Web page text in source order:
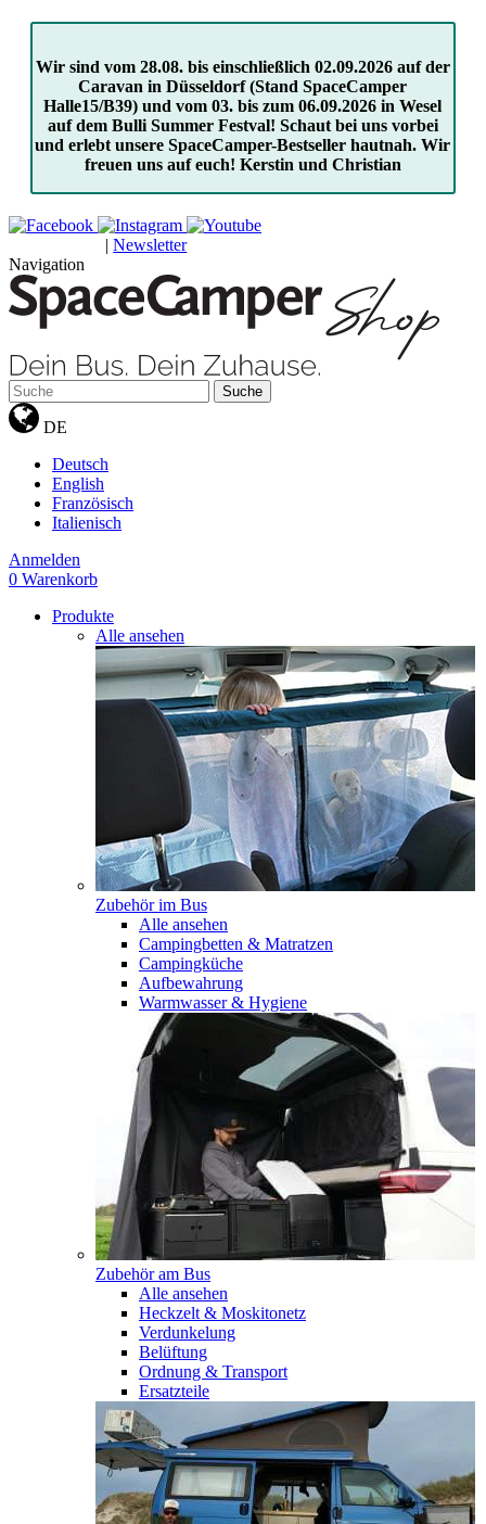
Wir sind vom 28.08. bis einschließlich 02.09.2026 auf der
Caravan in Düsseldorf (Stand SpaceCamper
Halle15/B39) und vom 03. bis zum 06.09.2026 in Wesel
auf dem Bulli Summer Festval! Schaut bei uns vorbei
und erlebt unsere SpaceCamper-Bestseller hautnah. Wir
freuen uns auf euch! Kerstin und Christian
| Newsletter
Navigation
Suche
DE
Deutsch
English
Französisch
Italienisch
Anmelden
0 Warenkorb
Produkte
Alle ansehen
Zubehör im Bus
Alle ansehen
Campingbetten & Matratzen
Campingküche
Aufbewahrung
Warmwasser & Hygiene
Zubehör am Bus
Alle ansehen
Heckzelt & Moskitonetz
Verdunkelung
Belüftung
Ordnung & Transport
Ersatzteile